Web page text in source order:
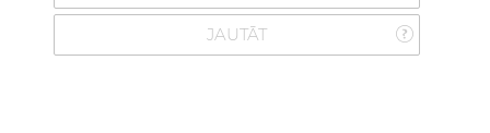
JAUTĀT